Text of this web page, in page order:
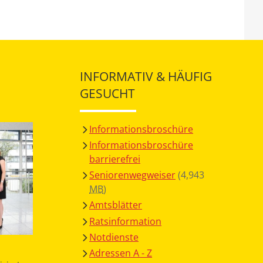
INFORMATIV & HÄUFIG
GESUCHT
Informationsbroschüre
Informationsbroschüre
barrierefrei
Seniorenwegweiser(4,943
MB)
Amtsblätter
Ratsinformation
Notdienste
Adressen A - Z